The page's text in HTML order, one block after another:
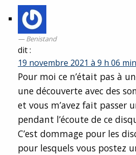
Benistand
dit :
19 novembre 2021 à 9 h 06 min
Pour moi ce n’était pas à
une découverte avec des
et vous m’avez fait passer
pendant l’écoute de ce
C’est dommage pour les
pour lesquels vous postez